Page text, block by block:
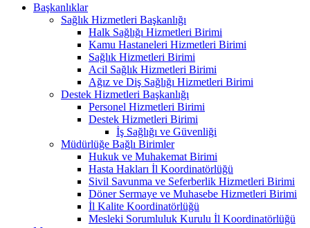
Başkanlıklar
Sağlık Hizmetleri Başkanlığı
Halk Sağlığı Hizmetleri Birimi
Kamu Hastaneleri Hizmetleri Birimi
Sağlık Hizmetleri Birimi
Acil Sağlık Hizmetleri Birimi
Ağız ve Diş Sağlığı Hizmetleri Birimi
Destek Hizmetleri Başkanlığı
Personel Hizmetleri Birimi
Destek Hizmetleri Birimi
İş Sağlığı ve Güvenliği
Müdürlüğe Bağlı Birimler
Hukuk ve Muhakemat Birimi
Hasta Hakları İl Koordinatörlüğü
Sivil Savunma ve Seferberlik Hizmetleri Birimi
Döner Sermaye ve Muhasebe Hizmetleri Birimi
İl Kalite Koordinatörlüğü
Mesleki Sorumluluk Kurulu İl Koordinatörlüğü